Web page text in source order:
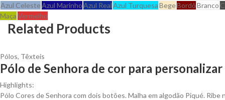
Azul CelesteAzul MarinhoAzul RealAzul TurquesaBegeBordôBranco
MaçaVermelho
Related Products
Pólos, Têxteis
Pólo de Senhora de cor para personalizar
Highlights:
Pólo Cores de Senhora com dois botões. Malha em algodão Piqué.